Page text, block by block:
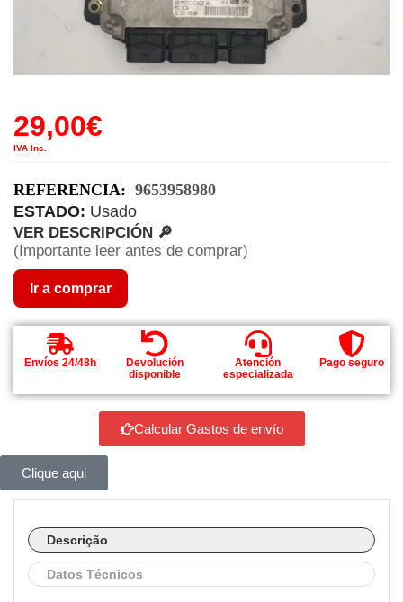
29,00€
IVA Inc.
REFERENCIA: 9653958980
ESTADO: Usado
VER DESCRIPCIÓN 🔎
(Importante leer antes de comprar)
Ir a comprar
Envíos 24/48h
Devolución
disponible
Atención
especializada
Pago seguro
Calcular Gastos de envío
Clique aqui
Descrição
Datos Técnicos